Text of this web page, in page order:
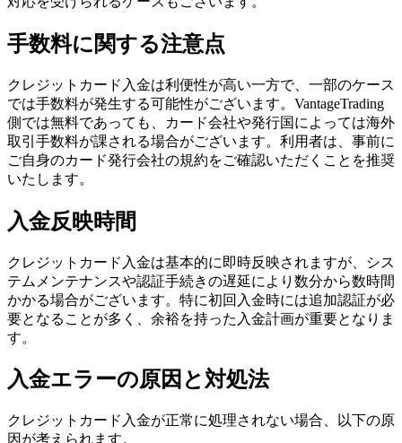
手数料に関する注意点
クレジットカード入金は利便性が高い一方で、一部のケース
では手数料が発生する可能性がございます。VantageTrading
側では無料であっても、カード会社や発行国によっては海外
取引手数料が課される場合がございます。利用者は、事前に
ご自身のカード発行会社の規約をご確認いただくことを推奨
いたします。
入金反映時間
クレジットカード入金は基本的に即時反映されますが、シス
テムメンテナンスや認証手続きの遅延により数分から数時間
かかる場合がございます。特に初回入金時には追加認証が必
要となることが多く、余裕を持った入金計画が重要となりま
す。
入金エラーの原因と対処法
クレジットカード入金が正常に処理されない場合、以下の原
因が考えられます。